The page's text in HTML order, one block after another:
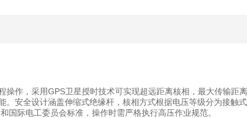
作，采用GPS卫星授时技术可实现超远距离核相，最大传输距
安全设计涵盖伸缩式绝缘杆，核相方式根据电压等级分为接触
际电工委员会标准，操作时需严格执行高压作业规范。